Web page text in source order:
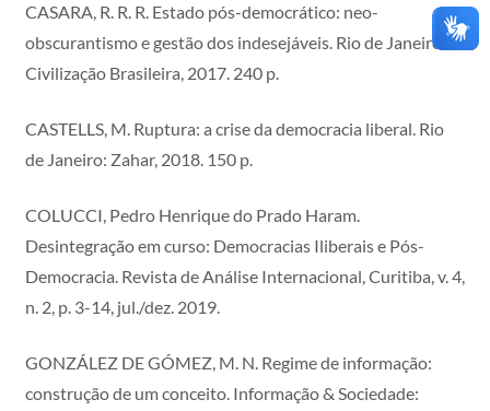
CASARA, R. R. R. Estado pós-democrático: neo-
obscurantismo e gestão dos indesejáveis. Rio de Janeiro:
Civilização Brasileira, 2017. 240 p.
CASTELLS, M. Ruptura: a crise da democracia liberal. Rio
de Janeiro: Zahar, 2018. 150 p.
COLUCCI, Pedro Henrique do Prado Haram.
Desintegração em curso: Democracias Iliberais e Pós-
Democracia. Revista de Análise Internacional, Curitiba, v. 4,
n. 2, p. 3-14, jul./dez. 2019.
GONZÁLEZ DE GÓMEZ, M. N. Regime de informação:
construção de um conceito. Informação & Sociedade: